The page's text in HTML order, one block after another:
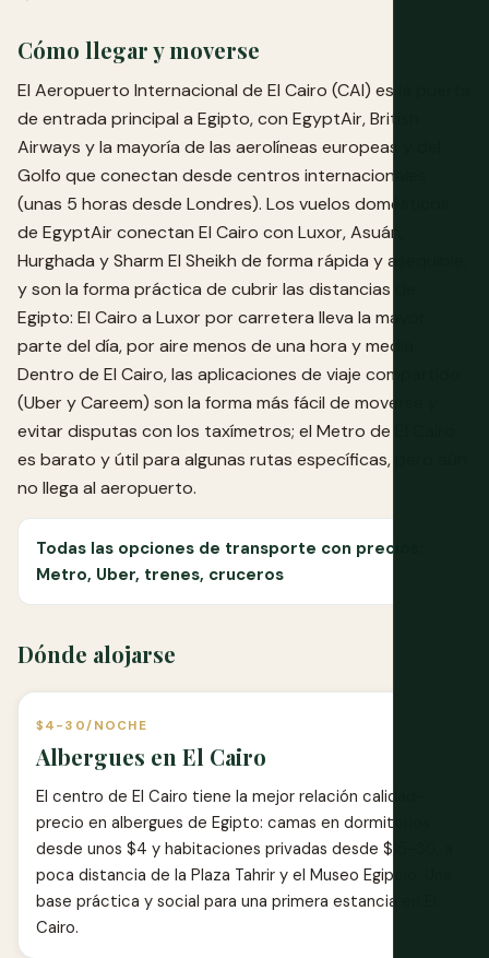
Cómo llegar y moverse
El Aeropuerto Internacional de El Cairo (CAI) es la puerta
de entrada principal a Egipto, con EgyptAir, British
Airways y la mayoría de las aerolíneas europeas y del
Golfo que conectan desde centros internacionales
(unas 5 horas desde Londres). Los vuelos domésticos
de EgyptAir conectan El Cairo con Luxor, Asuán,
Hurghada y Sharm El Sheikh de forma rápida y asequible,
y son la forma práctica de cubrir las distancias de
Egipto: El Cairo a Luxor por carretera lleva la mayor
parte del día, por aire menos de una hora y media.
Dentro de El Cairo, las aplicaciones de viaje compartido
(Uber y Careem) son la forma más fácil de moverse y
evitar disputas con los taxímetros; el Metro de El Cairo
es barato y útil para algunas rutas específicas, pero aún
no llega al aeropuerto.
Todas las opciones de transporte con precios:
Metro, Uber, trenes, cruceros
Dónde alojarse
$4-30/NOCHE
Albergues en El Cairo
El centro de El Cairo tiene la mejor relación calidad-
precio en albergues de Egipto: camas en dormitorios
desde unos $4 y habitaciones privadas desde $15-30, a
poca distancia de la Plaza Tahrir y el Museo Egipcio. Una
base práctica y social para una primera estancia en El
Cairo.